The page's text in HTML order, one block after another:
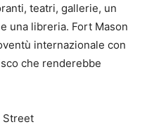
teatri, gallerie, un
una libreria. Fort Mason
internazionale con
che renderebbe